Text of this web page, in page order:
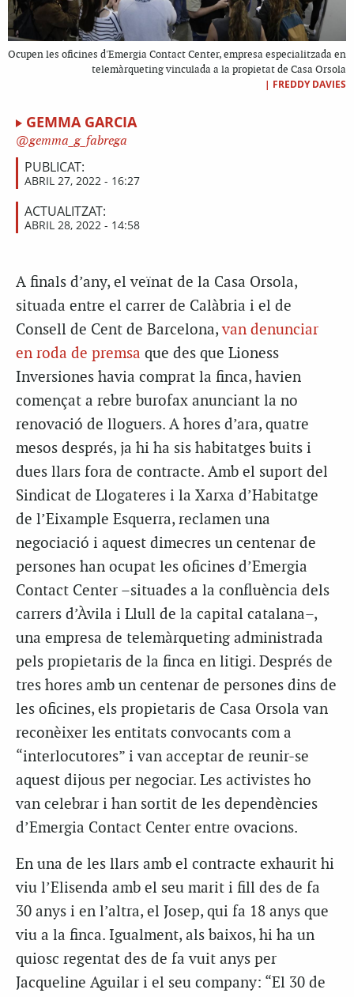
Ocupen les oficines d'Emergia Contact Center, empresa especialitzada en
telemàrqueting vinculada a la propietat de Casa Orsola
| FREDDY DAVIES
GEMMA GARCIA
gemma_g_fabrega
PUBLICAT:
ABRIL 27, 2022 - 16:27
ACTUALITZAT:
ABRIL 28, 2022 - 14:58
A finals d’any, el veïnat de la Casa Orsola,
situada entre el carrer de Calàbria i el de
Consell de Cent de Barcelona,van denunciar
en roda de premsa que des que Lioness
Inversiones havia comprat la finca, havien
començat a rebre burofax anunciant la no
renovació de lloguers. A hores d’ara, quatre
mesos després, ja hi ha sis habitatges buits i
dues llars fora de contracte. Amb el suport del
Sindicat de Llogateres i la Xarxa d’Habitatge
de l’Eixample Esquerra, reclamen una
negociació i aquest dimecres un centenar de
persones han ocupat les oficines d’Emergia
Contact Center –situades a la confluència dels
carrers d’Àvila i Llull de la capital catalana–,
una empresa de telemàrqueting administrada
pels propietaris de la finca en litigi. Després de
tres hores amb un centenar de persones dins de
les oficines, els propietaris de Casa Orsola van
reconèixer les entitats convocants com a
“interlocutores” i van acceptar de reunir-se
aquest dijous per negociar. Les activistes ho
van celebrar i han sortit de les dependències
d’Emergia Contact Center entre ovacions.
En una de les llars amb el contracte exhaurit hi
viu l’Elisenda amb el seu marit i fill des de fa
30 anys i en l’altra, el Josep, qui fa 18 anys que
viu a la finca. Igualment, als baixos, hi ha un
quiosc regentat des de fa vuit anys per
Jacqueline Aguilar i el seu company: “El 30 de